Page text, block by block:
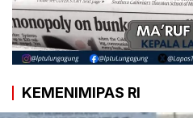
KEMENIMIPAS RI